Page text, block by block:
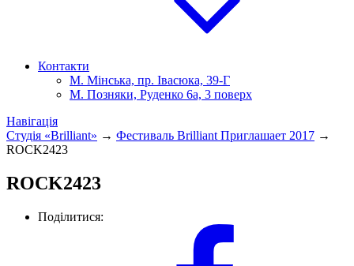
Контакти
М. Мінська, пр. Івасюка, 39-Г
М. Позняки, Руденко 6а, 3 поверх
Навігація
Студія «Brilliant» → Фестиваль Brilliant Приглашает 2017 →
ROCK2423
ROCK2423
Поділитися: